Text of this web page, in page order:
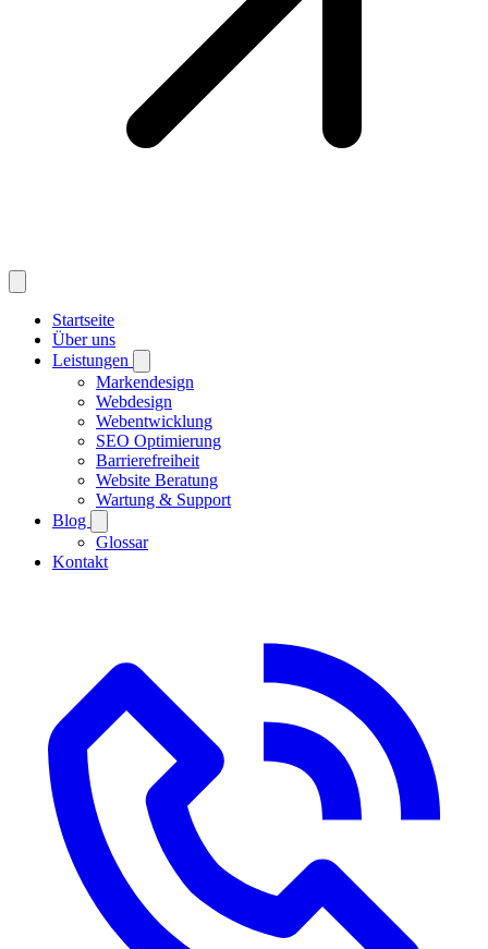
Startseite
Über uns
Leistungen
Markendesign
Webdesign
Webentwicklung
SEO Optimierung
Barrierefreiheit
Website Beratung
Wartung & Support
Blog
Glossar
Kontakt